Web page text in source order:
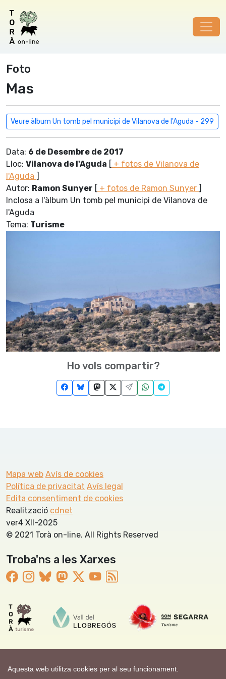
Aquesta web utilitza cookies per al seu funcionament.
Foto
Mas
Veure àlbum Un tomb pel municipi de Vilanova de l'Aguda - 299
Data: 6 de Desembre de 2017
Lloc: Vilanova de l'Aguda [ + fotos de Vilanova de
l'Aguda ]
Autor: Ramon Sunyer [ + fotos de Ramon Sunyer ]
Inclosa a l'àlbum Un tomb pel municipi de Vilanova de
l'Aguda
Tema: Turisme
Ho vols compartir?
Mapa web Avís de cookies
Política de privacitat Avís legal
Edita consentiment de cookies
Realització cdnet
ver4 XII-2025
© 2021 Torà on-line. All Rights Reserved
Troba'ns a les Xarxes